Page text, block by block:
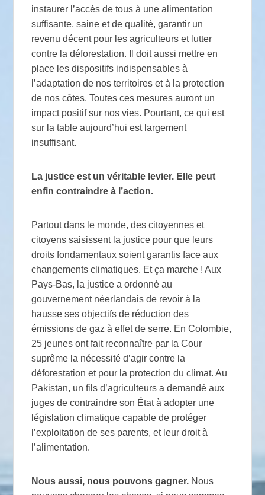
instaurer l’accès de tous à une alimentation
suffisante, saine et de qualité, garantir un
revenu décent pour les agriculteurs et lutter
contre la déforestation. Il doit aussi mettre en
place les dispositifs indispensables à
l’adaptation de nos territoires et à la protection
de nos côtes. Toutes ces mesures auront un
impact positif sur nos vies. Pourtant, ce qui est
sur la table aujourd’hui est largement
insuffisant.
La justice est un véritable levier. Elle peut
enfin contraindre à l’action.
Partout dans le monde, des citoyennes et
citoyens saisissent la justice pour que leurs
droits fondamentaux soient garantis face aux
changements climatiques. Et ça marche ! Aux
Pays-Bas, la justice a ordonné au
gouvernement néerlandais de revoir à la
hausse ses objectifs de réduction des
émissions de gaz à effet de serre. En Colombie,
25 jeunes ont fait reconnaître par la Cour
suprême la nécessité d’agir contre la
déforestation et pour la protection du climat. Au
Pakistan, un fils d’agriculteurs a demandé aux
juges de contraindre son État à adopter une
législation climatique capable de protéger
l’exploitation de ses parents, et leur droit à
l’alimentation.
Nous aussi, nous pouvons gagner. Nous